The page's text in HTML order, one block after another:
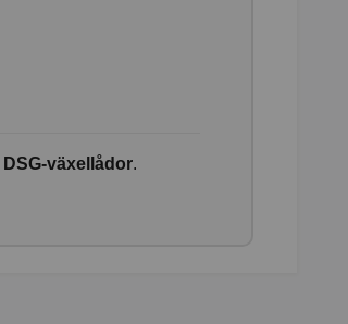
DSG-växellådor.